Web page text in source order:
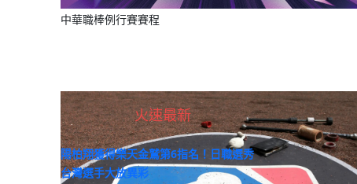
中華職棒例行賽賽程
火速最新
陽柏翔獲得樂天金鷲第6指名！日職選秀
台灣選手大放異彩